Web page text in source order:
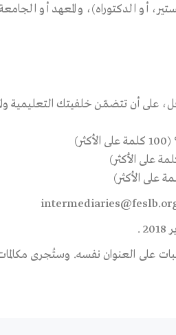
أو الدكتوراه)، والمعهد أو
في 200 كلمة أو أقل، على أن تتضمّن خلفيتك
على العنوان نفسه. وستُجرى